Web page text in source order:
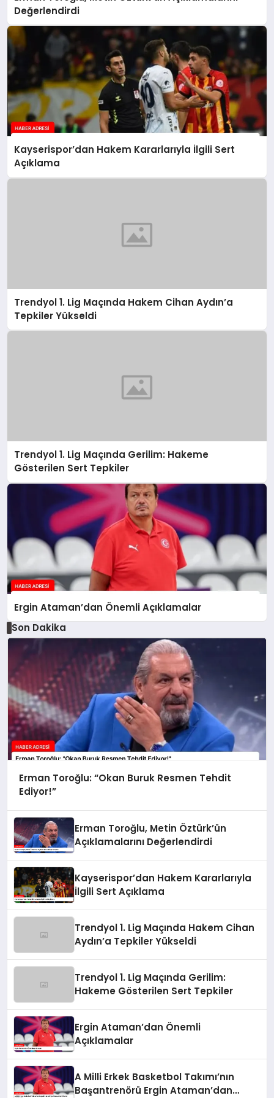
Değerlendirdi
Kayserispor’dan Hakem Kararlarıyla İlgili Sert
Açıklama
Trendyol 1. Lig Maçında Hakem Cihan Aydın’a
Tepkiler Yükseldi
Trendyol 1. Lig Maçında Gerilim: Hakeme
Gösterilen Sert Tepkiler
Ergin Ataman’dan Önemli Açıklamalar
Son Dakika
Erman Toroğlu: “Okan Buruk Resmen Tehdit
Ediyor!”
Erman Toroğlu, Metin Öztürk’ün
Açıklamalarını Değerlendirdi
Kayserispor’dan Hakem Kararlarıyla
İlgili Sert Açıklama
Trendyol 1. Lig Maçında Hakem Cihan
Aydın’a Tepkiler Yükseldi
Trendyol 1. Lig Maçında Gerilim:
Hakeme Gösterilen Sert Tepkiler
Ergin Ataman’dan Önemli
Açıklamalar
A Milli Erkek Basketbol Takımı’nın
Başantrenörü Ergin Ataman’dan